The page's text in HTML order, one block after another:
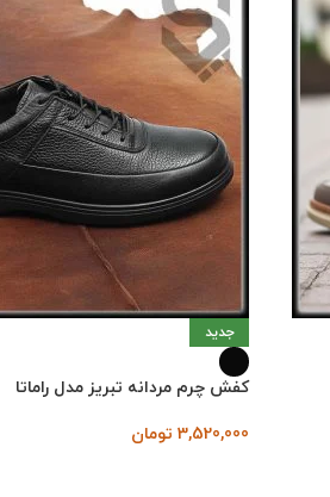
جدید
کفش چرم مردانه تبریز مدل راماتا
3,520,000 تومان